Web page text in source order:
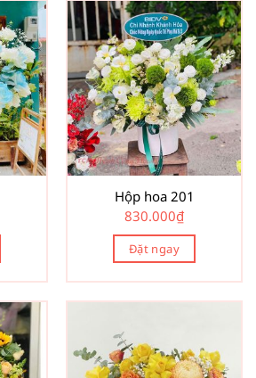
Hộp hoa 201
830.000₫
Đặt ngay